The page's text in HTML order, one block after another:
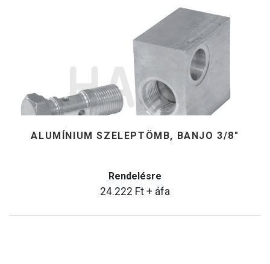
ALUMÍNIUM SZELEPTÖMB, BANJO 3/8"
Rendelésre
24.222 Ft + áfa